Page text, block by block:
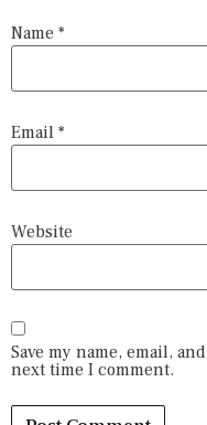
Name *
Email *
Website
Save my name, email,
next time I comment.